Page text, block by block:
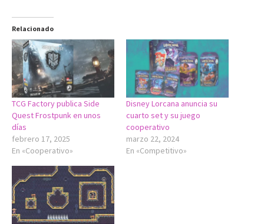
Relacionado
TCG Factory publica Side
Quest Frostpunk en unos
días
febrero 17, 2025
En «Cooperativo»
Disney Lorcana anuncia su
cuarto set y su juego
cooperativo
marzo 22, 2024
En «Competitivo»